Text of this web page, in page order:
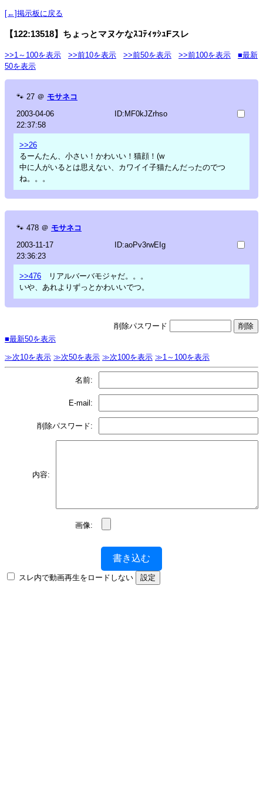
[←]掲示板に戻る
【122:13518】ちょっとマヌケなｽｺﾃｨｯｼｭFスレ
>>1～100を表示 >>前10を表示 >>前50を表示 >>前100を表示
■最新
50を表示
🐾 27 ＠ モサネコ
2003-04-06
22:37:58
ID:MF0kJZrhso
>>26
るーんたん、小さい！かわいい！猫顔！(w
中に人がいるとは思えない、カワイイ子猫たんだったのでつ
ね。。。
🐾 478 ＠ モサネコ
2003-11-17
23:36:23
ID:aoPv3rwEIg
>>476 リアルバーバモジャだ。。。
いや、あれよりずっとかわいいでつ。
削除パスワード
■最新50を表示
≫次10を表示 ≫次50を表示 ≫次100を表示 ≫1～100を表示
名前:
E-mail:
削除パスワード:
内容:
画像:
書き込む
スレ内で動画再生をロードしない